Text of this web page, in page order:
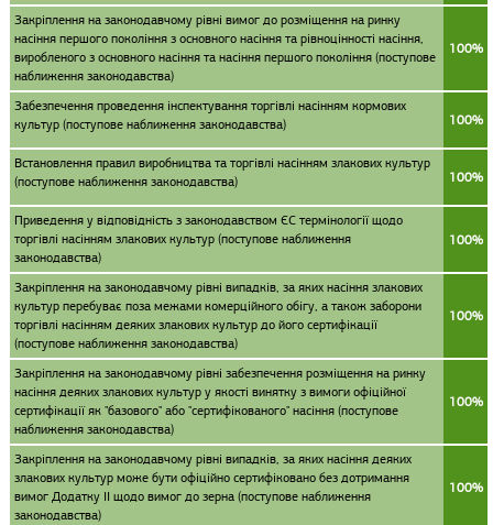
Закріплення на законодавчому рівні вимог до розміщення на ринку
насіння першого покоління з основного насіння та рівноцінності насіння,
виробленого з основного насіння та насіння першого покоління (поступове
наближення законодавства)
100%
Забезпечення проведення інспектування торгівлі насінням кормових
культур (поступове наближення законодавства)
100%
Встановлення правил виробництва та торгівлі насінням злакових культур
(поступове наближення законодавства)
100%
Приведення у відповідність з законодавством ЄС термінології щодо
торгівлі насінням злакових культур (поступове наближення
законодавства)
100%
Закріплення на законодавчому рівні випадків, за яких насіння злакових
культур перебуває поза межами комерційного обігу, а також заборони
торгівлі насінням деяких злакових культур до його сертифікації
(поступове наближення законодавства)
100%
Закріплення на законодавчому рівні забезпечення розміщення на ринку
насіння деяких злакових культур у якості винятку з вимоги офіційної
сертифікації як "базового" або "сертифікованого" насіння (поступове
наближення законодавства)
100%
Закріплення на законодавчому рівні випадків, за яких насіння деяких
злакових культур може бути офіційно сертифіковано без дотримання
вимог Додатку II щодо вимог до зерна (поступове наближення
законодавства)
100%